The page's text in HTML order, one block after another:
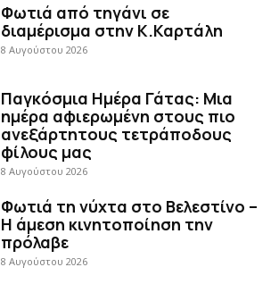
Φωτιά από τηγάνι σε
διαμέρισμα στην Κ.Καρτάλη
8 Αυγούστου 2026
Παγκόσμια Ημέρα Γάτας: Μια
ημέρα αφιερωμένη στους πιο
ανεξάρτητους τετράποδους
φίλους μας
8 Αυγούστου 2026
Φωτιά τη νύχτα στο Βελεστίνο –
Η άμεση κινητοποίηση την
πρόλαβε
8 Αυγούστου 2026